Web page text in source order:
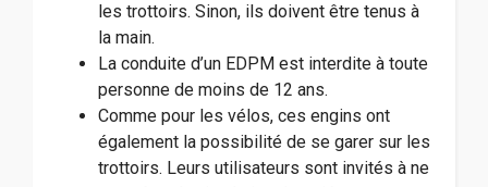
les trottoirs. Sinon, ils doivent être tenus à
la main.
La conduite d’un EDPM est interdite à toute
personne de moins de 12 ans.
Comme pour les vélos, ces engins ont
également la possibilité de se garer sur les
trottoirs. Leurs utilisateurs sont invités à ne